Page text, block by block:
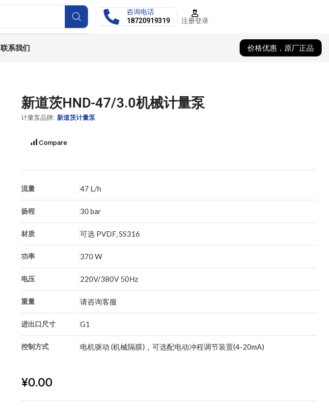
咨询电话
18720919319
注册登录
联系我们 价格优惠，原厂正品
新道茨HND-47/3.0机械计量泵
计量泵品牌: 新道茨计量泵
Compare
流量 47 L/h
扬程 30 bar
材质 可选 PVDF, SS316
功率 370 W
电压 220V/380V 50Hz
重量 请咨询客服
进出口尺寸 G1
控制方式 电机驱动 (机械隔膜)，可选配电动冲程调节装置(4-20mA)
¥0.00